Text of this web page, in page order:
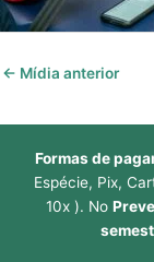
← Mídia anterior
Formas de
Espécie, Pix,
10x ). No